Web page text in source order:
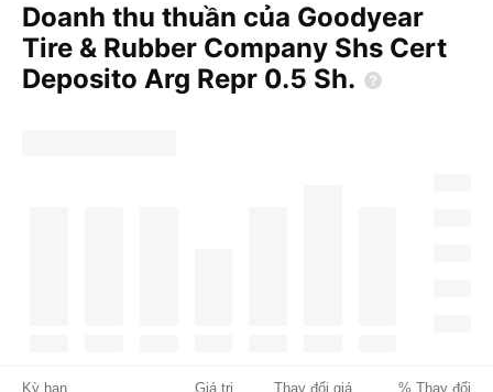
Doanh thu thuần của Goodyear
Tire & Rubber Company Shs Cert
Deposito Arg Repr 0.5 Sh.
Kỳ hạn Giá trị Thay đổi giá % Thay đổi